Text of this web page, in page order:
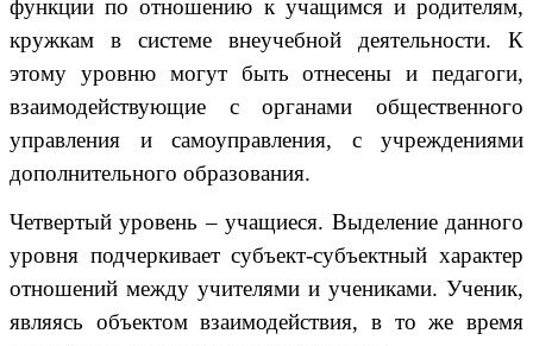
функции по отношению к учащимся и родителям,
кружкам в системе внеучебной деятельности. К
этому уровню могут быть отнесены и педагоги,
взаимодействующие с органами общественного
управления и самоуправления, с учреждениями
дополнительного образования.
Четвертый уровень – учащиеся. Выделение данного
уровня подчеркивает субъект-субъектный характер
отношений между учителями и учениками. Ученик,
являясь объектом взаимодействия, в то же время